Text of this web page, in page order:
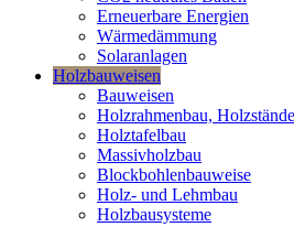
Erneuerbare Energien
Wärmedämmung
Solaranlagen
Holzbauweisen
Bauweisen
Holzrahmenbau,
Holztafelbau
Massivholzbau
Blockbohlenbauweise
Holz- und Lehmbau
Holzbausysteme